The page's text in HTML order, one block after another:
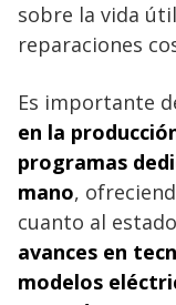
sobre la vida
reparaciones
Es importante
en la
programas
mano,
cuanto al
avances en
modelos